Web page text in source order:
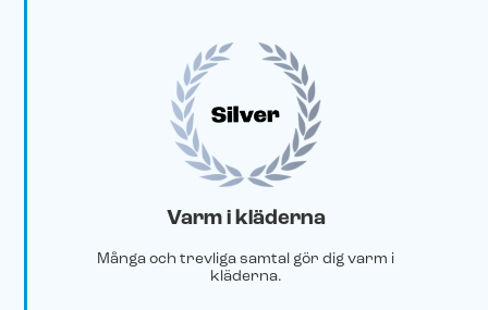
Varm i kläderna
Många och trevliga samtal gör dig varm i
kläderna.